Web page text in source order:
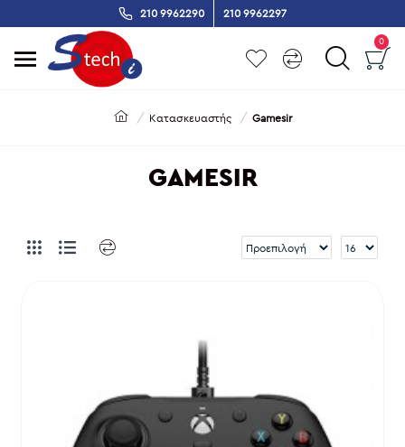
210 9962290 210 9962297
0
Κατασκευαστής Gamesir
GAMESIR